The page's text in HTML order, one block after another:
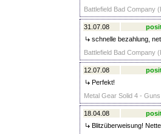
Battlefield Bad Company
31.07.08
schnelle bezahlung,
Battlefield Bad Company
12.07.08
Perfekt!
Metal Gear Solid 4 -
18.04.08
Blitzüberweisung!